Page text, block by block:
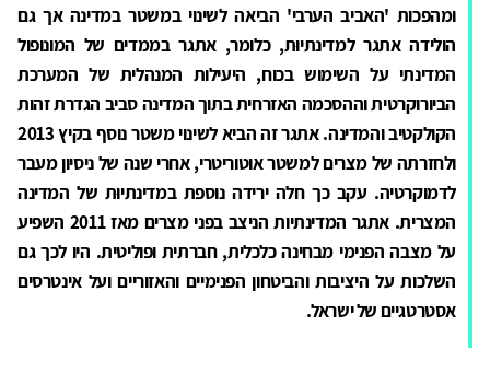
ומהפכות 'האביב הערבי' הביאה לשינוי במשטר במדינה אך גם
הולידה אתגר למדינתיוּת, כלומר, אתגר בממדים של המונופול
המדינתי על השימוש בכוח, היעילות המנהלית של המערכת
הביורוקרטית וההסכמה האזרחית בתוך המדינה סביב הגדרת זהות
הקולקטיב והמדינה. אתגר זה הביא לשינוי משטר נוסף בקיץ 2013
ולחזרתה של מצרים למשטר אוטוריטרי, אחרי שנה של ניסיון מעבר
לדמוקרטיה. עקב כך חלה ירידה נוספת במדינתיוּת של המדינה
המצרית. אתגר המדינתיות הניצב בפני מצרים מאז 2011 השפיע
על מצבה הפנימי מבחינה כלכלית, חברתית ופוליטית. היו לכך גם
השלכות על היציבות והביטחון הפנימיים והאזוריים ועל אינטרסים
אסטרטגיים של ישראל.